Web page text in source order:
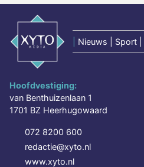
Nieuws | Sport |
Hoofdvestiging:
van Benthuizenlaan 1
1701 BZ Heerhugowaard
072 8200 600
redactie@xyto.nl
www.xyto.nl